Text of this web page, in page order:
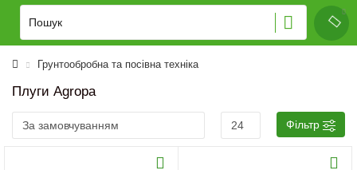
Грунтообробна та посівна техніка
Плуги Agropa
Фільтр